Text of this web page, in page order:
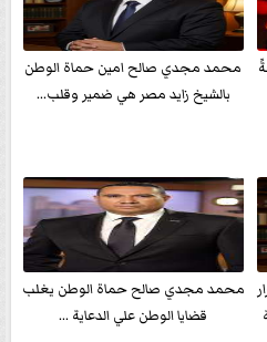
محمد مجدي صالح امين حماة الوطن
بالشيخ زايد مصر هي ضمير وقلب...
محمد مجدي صالح حماة الوطن يغلب
قضايا الوطن علي الدعاية ...